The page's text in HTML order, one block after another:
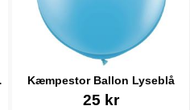
Kæmpestor Ballon Lyseblå
Varenr 1499825 kr